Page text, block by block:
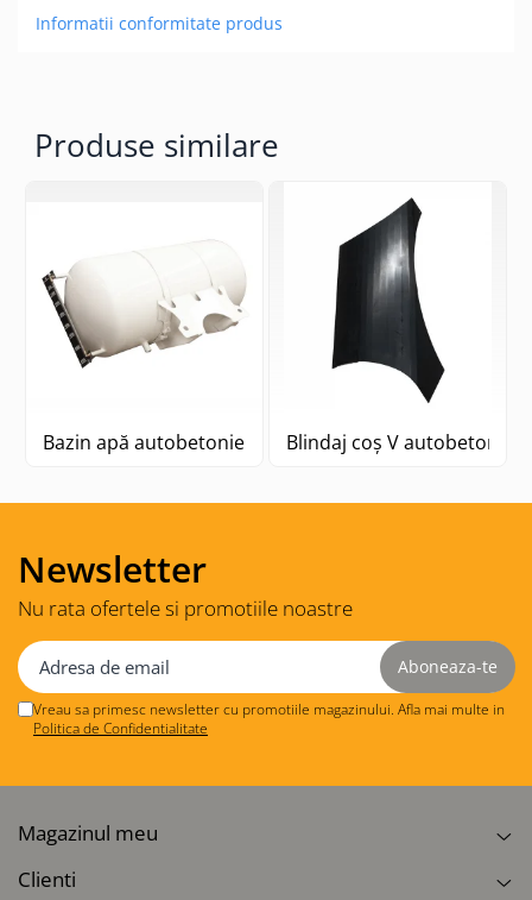
Informatii conformitate produs
Produse similare
Bazin apă autobetonieră StetterBlindaj coș V
Newsletter
Nu rata ofertele si promotiile noastre
Vreau sa primesc newsletter cu promotiile magazinului. Afla mai multe in
Politica de Confidentialitate
Magazinul meu
Clienti